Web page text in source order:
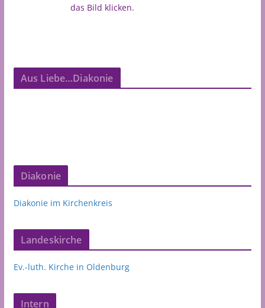
das Bild klicken.
Aus Liebe…Diakonie
Diakonie
Diakonie im Kirchenkreis
Landeskirche
Ev.-luth. Kirche in Oldenburg
Intern